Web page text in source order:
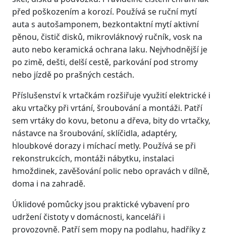
před poškozením a korozí. Používá se ruční mytí
auta s autošamponem, bezkontaktní mytí aktivní
pěnou, čistič disků, mikrovláknový ručník, vosk na
auto nebo keramická ochrana laku. Nejvhodnější je
po zimě, dešti, delší cestě, parkování pod stromy
nebo jízdě po prašných cestách.
Příslušenství k vrtačkám rozšiřuje využití elektrické i
aku vrtačky při vrtání, šroubování a montáži. Patří
sem vrtáky do kovu, betonu a dřeva, bity do vrtačky,
nástavce na šroubování, sklíčidla, adaptéry,
hloubkové dorazy i míchací metly. Používá se při
rekonstrukcích, montáži nábytku, instalaci
hmoždinek, zavěšování polic nebo opravách v dílně,
doma i na zahradě.
Úklidové pomůcky jsou praktické vybavení pro
udržení čistoty v domácnosti, kanceláři i
provozovně. Patří sem mopy na podlahu, hadříky z